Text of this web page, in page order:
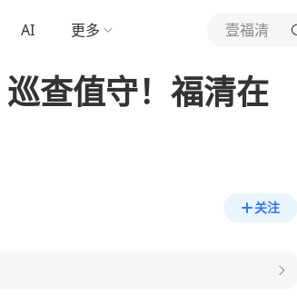
AI 更多 壹福清
查值守！福清在
关注